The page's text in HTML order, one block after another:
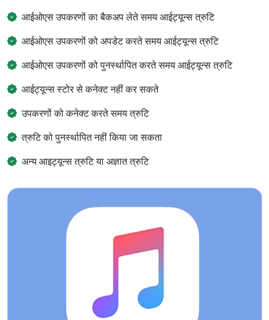
आईओएस उपकरणों का बैकअप लेते समय आईट्यून्स त्रुटि
आईओएस उपकरणों को अपडेट करते समय आईट्यून्स त्रुटि
आईओएस उपकरणों को पुनर्स्थापित करते समय आईट्यून्स त्रुटि
आईट्यून्स स्टोर से कनेक्ट नहीं कर सकते
उपकरणों को कनेक्ट करते समय त्रुटि
त्रुटि को पुनर्स्थापित नहीं किया जा सकता
अन्य आइट्यून्स त्रुटि या अज्ञात त्रुटि